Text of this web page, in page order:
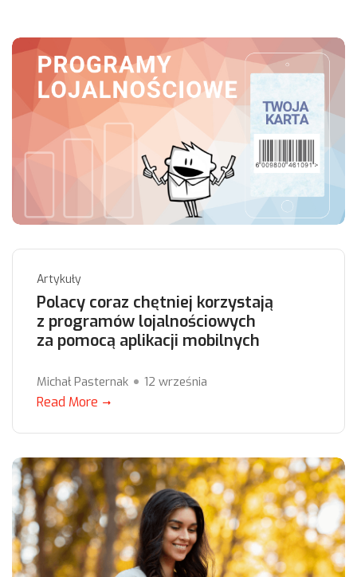
Artykuły
Polacy coraz chętniej korzystają
z programów lojalnościowych
za pomocą aplikacji mobilnych
Michał Pasternak 12 września
Read More